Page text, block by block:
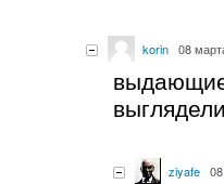
korin 08
ziyafe